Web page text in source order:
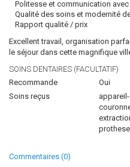
Politesse et communication
Qualité des soins et modernité
Rapport qualité / prix
Excellent travail, organisation
le séjour dans cette magnifique
SOINS DENTAIRES (FACULTATIF)
Recommande
Oui
Soins reçus
Commentaires (0)